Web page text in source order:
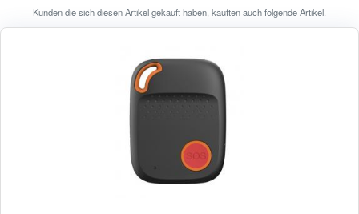
Kunden die sich diesen Artikel gekauft haben, kauften auch folgende Artikel.